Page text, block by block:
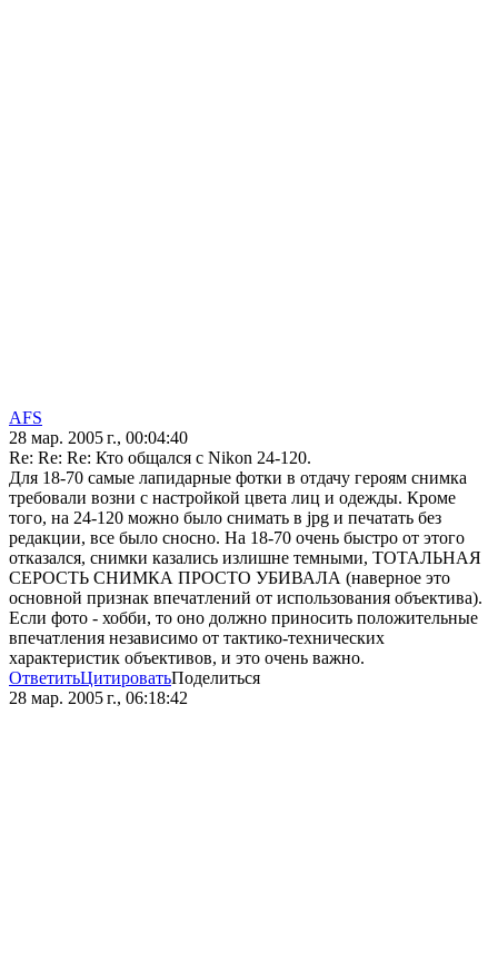
AFS
28 мар. 2005 г., 00:04:40
Re: Re: Re: Кто общался с Nikon 24-120.
Для 18-70 самые лапидарные фотки в отдачу героям снимка
требовали возни с настройкой цвета лиц и одежды. Кроме
того, на 24-120 можно было снимать в jpg и печатать без
редакции, все было сносно. На 18-70 очень быстро от этого
отказался, снимки казались излишне темными, ТОТАЛЬНАЯ
СЕРОСТЬ СНИМКА ПРОСТО УБИВАЛА (наверное это
основной признак впечатлений от использования объектива).
Если фото - хобби, то оно должно приносить положительные
впечатления независимо от тактико-технических
характеристик объективов, и это очень важно.
ОтветитьЦитироватьПоделиться
28 мар. 2005 г., 06:18:42